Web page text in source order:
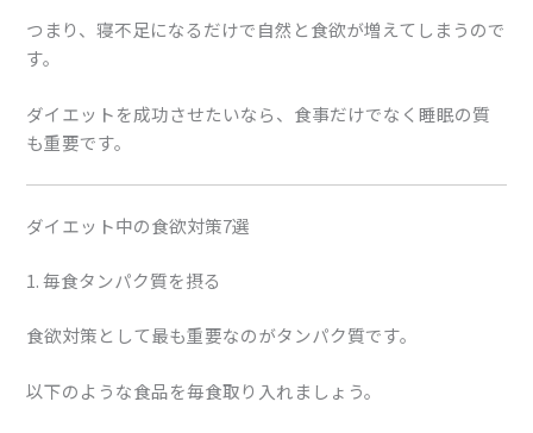
つまり、寝不足になるだけで自然と食欲が増えてしまうので
す。
ダイエットを成功させたいなら、食事だけでなく睡眠の質
も重要です。
ダイエット中の食欲対策7選
1. 毎食タンパク質を摂る
食欲対策として最も重要なのがタンパク質です。
以下のような食品を毎食取り入れましょう。